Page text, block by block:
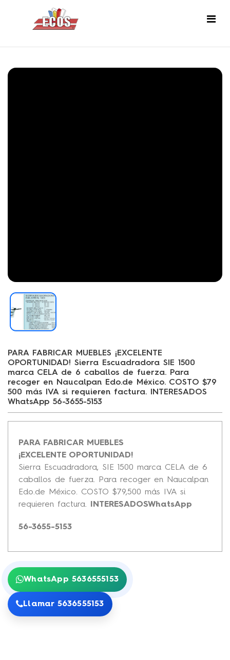
PARA FABRICAR MUEBLES ¡EXCELENTE
OPORTUNIDAD! Sierra Escuadradora SIE 1500
marca CELA de 6 caballos de fuerza. Para
recoger en Naucalpan Edo.de México. COSTO $79
500 más IVA si requieren factura. INTERESADOS
WhatsApp 56-3655-5153
PARA FABRICAR MUEBLES
¡EXCELENTE OPORTUNIDAD!
Sierra Escuadradora, SIE 1500 marca CELA de 6
caballos de fuerza. Para recoger en Naucalpan
Edo.de México. COSTO $79,500 más IVA si
requieren factura.
INTERESADOSWhatsApp
56-3655-5153
WhatsApp 5636555153
Llamar 5636555153